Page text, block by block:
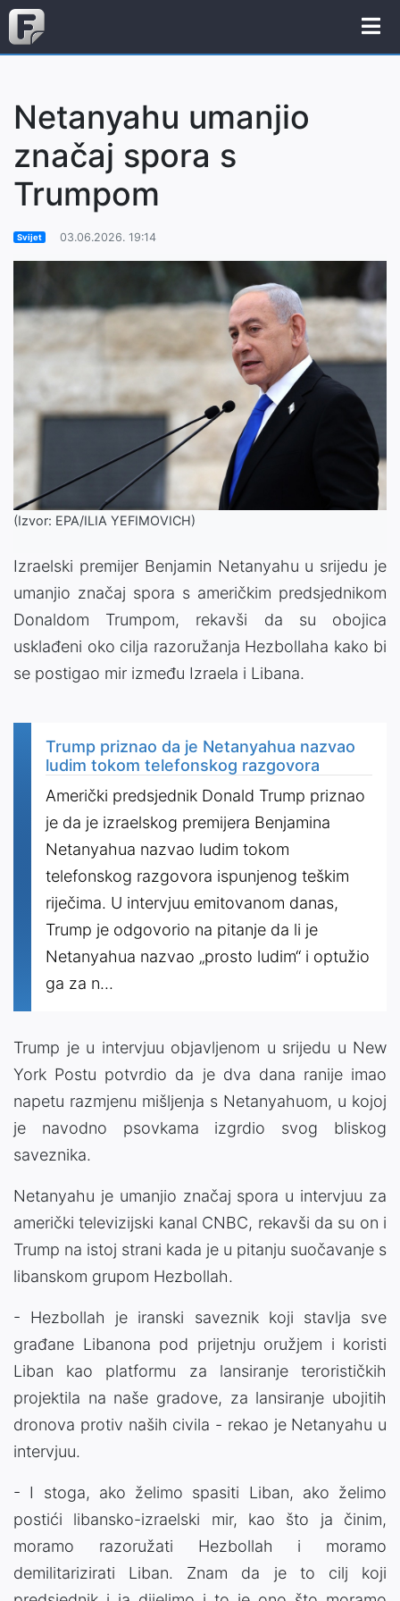
Netanyahu umanjio
značaj spora s
Trumpom
Svijet 03.06.2026. 19:14
(Izvor: EPA/ILIA YEFIMOVICH)
Izraelski premijer Benjamin Netanyahu u srijedu je
umanjio značaj spora s američkim predsjednikom
Donaldom Trumpom, rekavši da su obojica
usklađeni oko cilja razoružanja Hezbollaha kako bi
se postigao mir između Izraela i Libana.
Trump priznao da je Netanyahua nazvao
ludim tokom telefonskog razgovora
Američki predsjednik Donald Trump priznao
je da je izraelskog premijera Benjamina
Netanyahua nazvao ludim tokom
telefonskog razgovora ispunjenog teškim
riječima. U intervjuu emitovanom danas,
Trump je odgovorio na pitanje da li je
Netanyahua nazvao „prosto ludim“ i optužio
ga za n...
Trump je u intervjuu objavljenom u srijedu u New
York Postu potvrdio da je dva dana ranije imao
napetu razmjenu mišljenja s Netanyahuom, u kojoj
je navodno psovkama izgrdio svog bliskog
saveznika.
Netanyahu je umanjio značaj spora u intervjuu za
američki televizijski kanal CNBC, rekavši da su on i
Trump na istoj strani kada je u pitanju suočavanje s
libanskom grupom Hezbollah.
- Hezbollah je iranski saveznik koji stavlja sve
građane Libanona pod prijetnju oružjem i koristi
Liban kao platformu za lansiranje terorističkih
projektila na naše gradove, za lansiranje ubojitih
dronova protiv naših civila - rekao je Netanyahu u
intervjuu.
- I stoga, ako želimo spasiti Liban, ako želimo
postići libansko-izraelski mir, kao što ja činim,
moramo razoružati Hezbollah i moramo
demilitarizirati Liban. Znam da je to cilj koji